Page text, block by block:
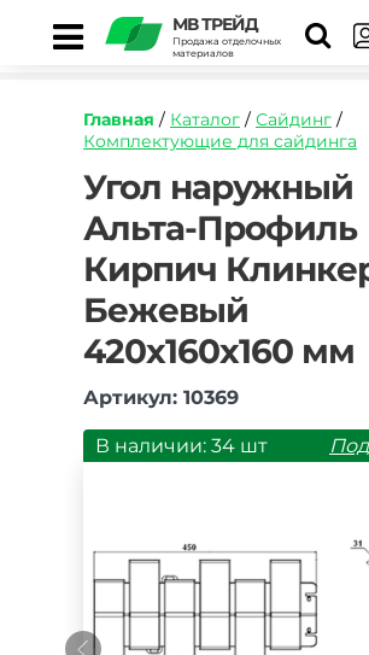
МВ ТРЕЙД
Продажа отделочных
материалов
Главная / Каталог / Сайдинг /
Комплектующие для сайдинга
https://mvtrade.ru/images/id/
naruzhnyy-
alta-
profil-
kirpich-
klinkernyy-
bezhevyy.jpg
Угол наружный
Альта-Профиль
Кирпич
Бежевый
420х160х160 мм
Артикул: 10369
В наличии: 34 шт